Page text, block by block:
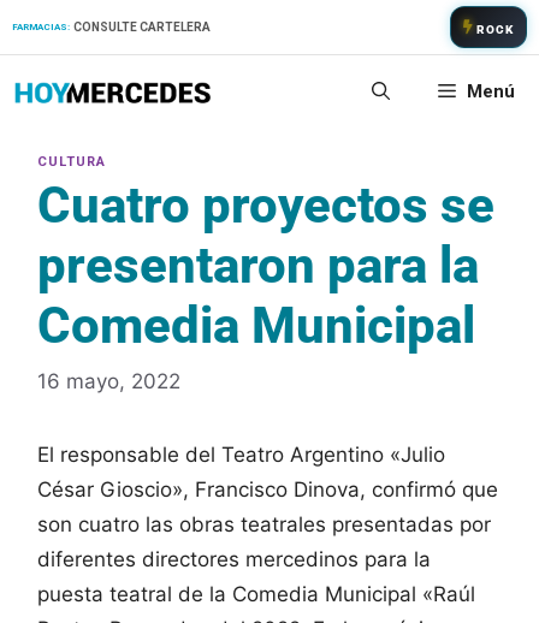
FARMACIAS: CONSULTE CARTELERA ROCK
Menú
Cuatro proyectos se
presentaron para la
Comedia Municipal
16 mayo, 2022
El responsable del Teatro Argentino «Julio
César Gioscio», Francisco Dinova, confirmó que
son cuatro las obras teatrales presentadas por
diferentes directores mercedinos para la
puesta teatral de la Comedia Municipal «Raúl